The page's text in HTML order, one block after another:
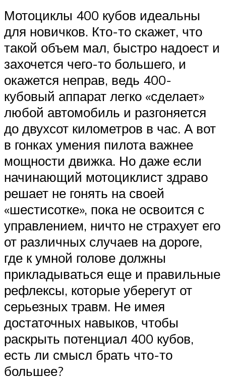
Мотоциклы 400 кубов идеальны
для новичков. Кто-то скажет, что
такой объем мал, быстро надоест и
захочется чего-то большего, и
окажется неправ, ведь 400-
кубовый аппарат легко «сделает»
любой автомобиль и разгоняется
до двухсот километров в час. А вот
в гонках умения пилота важнее
мощности движка. Но даже если
начинающий мотоциклист здраво
решает не гонять на своей
«шестисотке», пока не освоится с
управлением, ничто не страхует его
от различных случаев на дороге,
где к умной голове должны
прикладываться еще и правильные
рефлексы, которые уберегут от
серьезных травм. Не имея
достаточных навыков, чтобы
раскрыть потенциал 400 кубов,
есть ли смысл брать что-то
большее?